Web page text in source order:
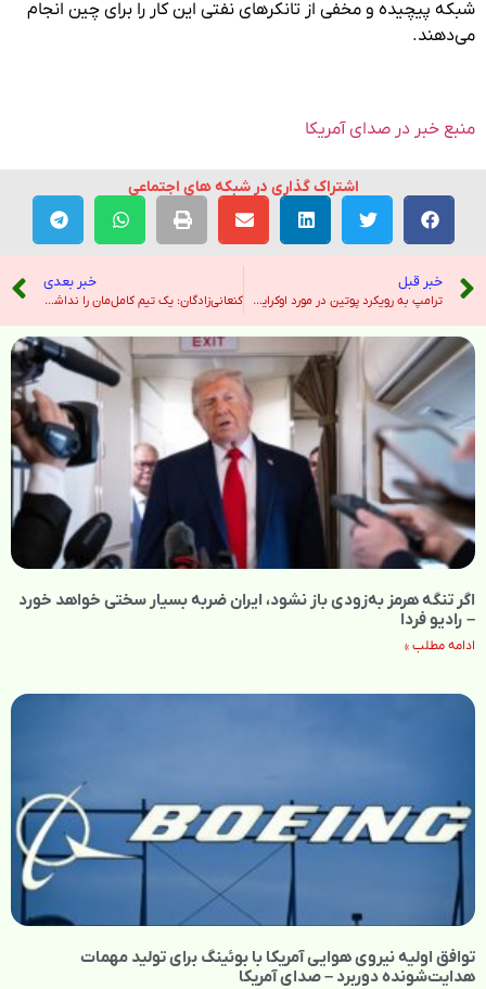
شبکه پیچیده و مخفی از تانکرهای نفتی این کار را برای چین انجام
می‌دهند.
منبع خبر در صدای آمریکا
اشتراک گذاری در شبکه های اجتماعی
خبر قبل
ترامپ به رویکرد پوتین در مورد اوکراین کم می کند: بدون آتش سوزی ، مهلت یا تحریم – نیویورک تایمز
خبر بعدی
کنعانی‌زادگان: یک تیم کامل‌مان را نداشتیم؛ هفته‌های بعد شرایط بهتر می‌شود + فیلم – خبرگزاری ایرنا
اگر تنگه هرمز به‌زودی باز نشود، ایران ضربه بسیار سختی خواهد خورد
– رادیو فردا
ادامه مطلب »
توافق اولیه نیروی هوایی آمریکا با بوئینگ برای تولید مهمات
هدایت‌شونده دوربرد – صدای آمریکا